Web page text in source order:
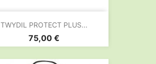
TWYDIL PROTECT PLUS...
Prix
75,00 €